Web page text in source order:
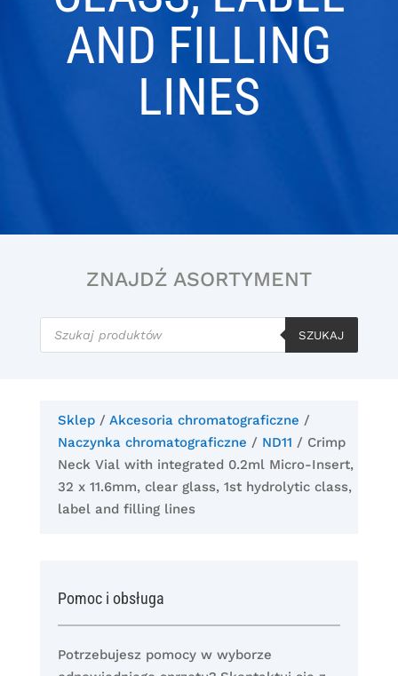
AND FILLING
LINES
ZNAJDŹ ASORTYMENT
Wyszukiwarka
produktów
SZUKAJ
Sklep/ Akcesoria chromatograficzne /
Naczynka chromatograficzne / ND11 / Crimp
Neck Vial with integrated 0.2ml Micro-Insert,
32 x 11.6mm, clear glass, 1st hydrolytic class,
label and filling lines
Pomoc i obsługa
Potrzebujesz pomocy w wyborze